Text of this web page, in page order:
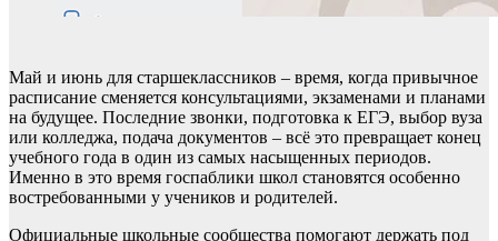
Май и июнь для старшеклассников – время, когда привычное
расписание сменяется консультациями, экзаменами и планами
на будущее. Последние звонки, подготовка к ЕГЭ, выбор вуза
или колледжа, подача документов – всё это превращает конец
учебного года в один из самых насыщенных периодов.
Именно в это время госпаблики школ становятся особенно
востребованными у учеников и родителей.
Официальные школьные сообщества помогают держать под